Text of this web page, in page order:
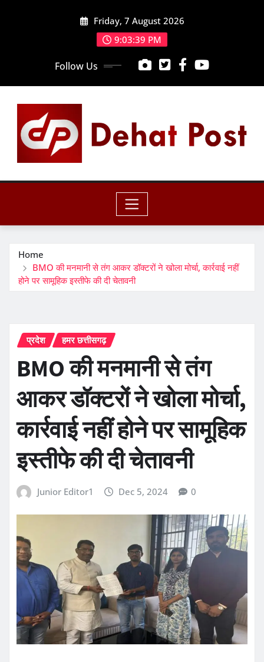
Friday, 7 August 2026
9:03:41 PM
Follow Us
Home
BMO की मनमानी से तंग आकर डॉक्टरों ने खोला मोर्चा, कार्रवाई नहीं
होने पर सामूहिक इस्तीफे की दी चेतावनी
प्रदेश हमर छत्तीसगढ़
BMO की मनमानी से तंग
आकर डॉक्टरों ने खोला मोर्चा,
कार्रवाई नहीं होने पर सामूहिक
इस्तीफे की दी चेतावनी
Junior Editor1 Dec 5, 2024 0